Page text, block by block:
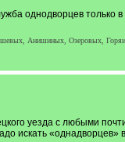
однодворцев только
Анишиных, Озеровых,
уезда с любыми
искать «однадворцев»